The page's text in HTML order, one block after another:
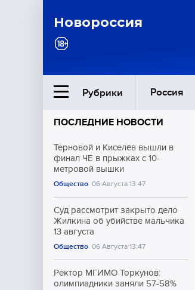
Новороссия
Рубрики Россия
Ближний Восток
Общество
Культура
ПОСЛЕДНИЕ НОВОСТИ
Терновой и Киселёв вышли в
финал ЧЕ в прыжках с 10-
метровой вышки
Общество 06 Августа 13:47
Суд рассмотрит закрыто дело
Жилкина об убийстве мальчика
13 августа
Общество 06 Августа 13:47
Ректор МГИМО Торкунов:
олимпиадники заняли 57-58%